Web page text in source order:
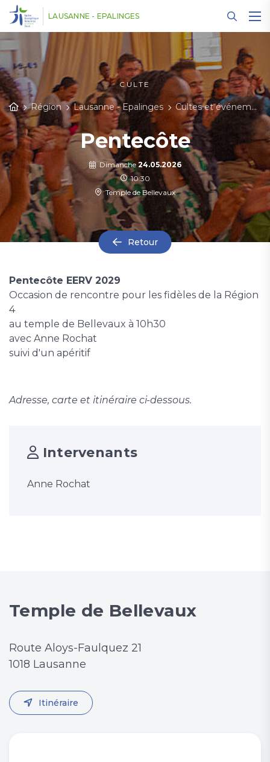
LAUSANNE - EPALINGES
CULTE
Région Lausanne - Epalinges Cultes et événements
Pentecôte
Dimanche 24.05.2026
10:30
Temple de Bellevaux
Retour
Pentecôte EERV 2029
Occasion de rencontre pour les fidèles de la Région
4
au temple de Bellevaux à 10h30
avec Anne Rochat
suivi d'un apéritif
Adresse, carte et itinéraire ci-dessous.
Intervenants
Anne Rochat
Temple de Bellevaux
Route Aloys-Faulquez 21
1018 Lausanne
Itinéraire
Panneau de gestion des cookies